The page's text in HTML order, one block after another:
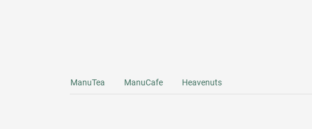
ManuTea ManuCafe Heavenuts